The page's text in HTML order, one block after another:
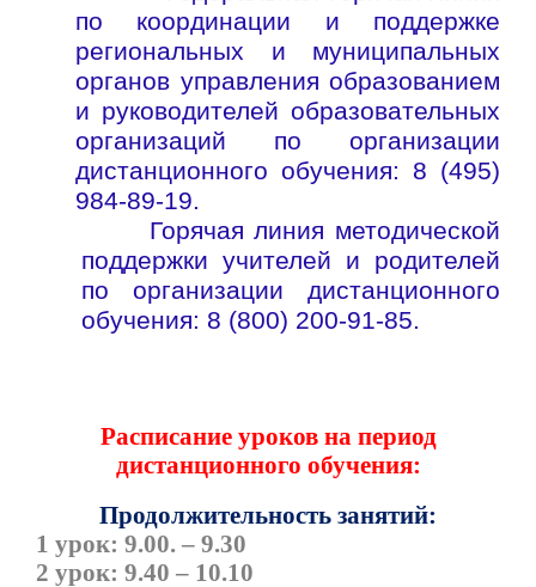
по координации и поддержке
региональных и муниципальных
органов управления образованием
и руководителей образовательных
организаций по организации
дистанционного обучения: 8 (495)
984-89-19.
Горячая линия методической
поддержки учителей и родителей
по организации дистанционного
обучения: 8 (800) 200-91-85.
Расписание уроков на период
дистанционного обучения:
Продолжительность занятий:
1 урок: 9.00. – 9.30
2 урок: 9.40 – 10.10